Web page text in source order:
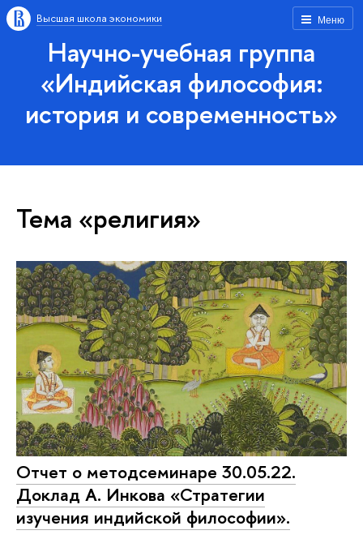
Меню
Высшая школа экономики
Научно-учебная группа
«Индийская философия:
история и современность»
Тема «религия»
Отчет о методсеминаре 30.05.22.
Доклад А. Инкова «Стратегии
изучения индийской философии».